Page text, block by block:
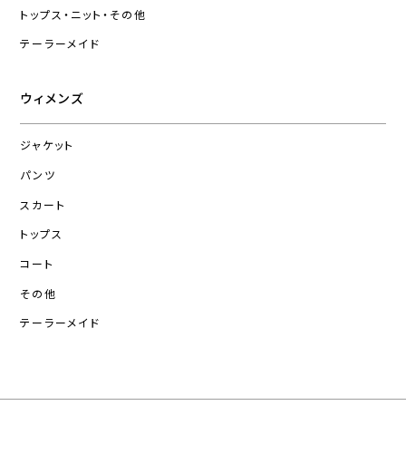
トップス・ニット・その他
テーラーメイド
ウィメンズ
ジャケット
パンツ
スカート
トップス
コート
その他
テーラーメイド